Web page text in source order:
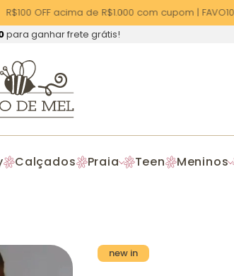
R$100 OFF acima de R$1.000 com cupom | FAVO100
para ganhar frete grátis!
Calçados Praia Teen Meninos
new in